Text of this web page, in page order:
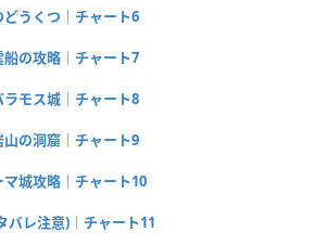
うくつ｜チャート6
の攻略｜チャート7
モス城｜チャート8
の洞窟｜チャート9
城攻略｜チャート10
バレ注意)｜チャート11